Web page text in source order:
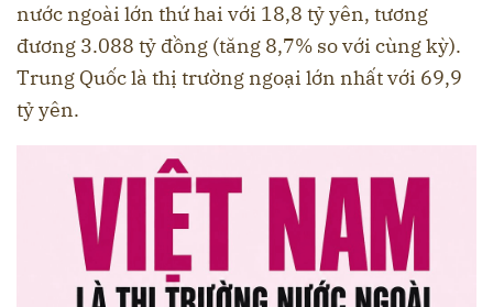
nước ngoài lớn thứ hai với 18,8 tỷ yên, tương
đương 3.088 tỷ đồng (tăng 8,7% so với cùng kỳ).
Trung Quốc là thị trường ngoại lớn nhất với 69,9
tỷ yên.